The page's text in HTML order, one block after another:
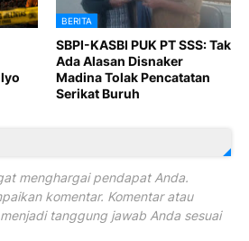
BERITA
SBPI-KASBI PUK PT SSS: Tak
Ada Alasan Disnaker
Madina Tolak Pencatatan
Serikat Buruh
menghargai pendapat Anda.
komentar. Komentar atau
tanggung jawab Anda sesuai